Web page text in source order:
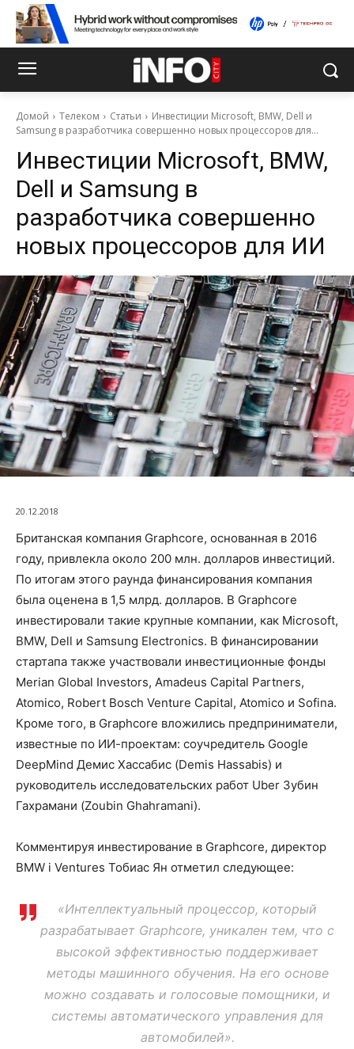
Домой Телеком Статьи
Инвестиции Microsoft, BMW, Dell и
Samsung в разработчика совершенно новых процессоров для...
Инвестиции Microsoft, BMW,
Dell и Samsung в
разработчика совершенно
новых процессоров для ИИ
20.12.2018
Британская компания Graphcore, основанная в 2016
году, привлекла около 200 млн. долларов инвестиций.
По итогам этого раунда финансирования компания
была оценена в 1,5 млрд. долларов. В Graphcore
инвестировали такие крупные компании, как Microsoft,
BMW, Dell и Samsung Electronics. В финансировании
стартапа также участвовали инвестиционные фонды
Merian Global Investors, Amadeus Capital Partners,
Atomico, Robert Bosch Venture Capital, Atomico и Sofina.
Кроме того, в Graphcore вложились предприниматели,
известные по ИИ-проектам: соучредитель Google
DeepMind Демис Хассабис (Demis Hassabis) и
руководитель исследовательских работ Uber Зубин
Гахрамани (Zoubin Ghahramani).
Комментируя инвестирование в Graphcore, директор
BMW i Ventures Тобиас Ян отметил следующее:
«Интеллектуальный процессор, который
разрабатывает Graphcore, уникален тем, что с
высокой эффективностью поддерживает
методы машинного обучения. На его основе
можно создавать и голосовые помощники, и
системы автоматического управления для
автомобилей».